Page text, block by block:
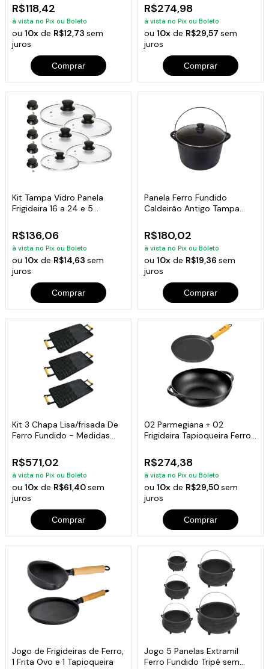
R$118,42
à vista no Pix ou Boleto
ou10x de R$12,73sem
juros
Comprar
R$274,98
à vista no Pix ou Boleto
ou 10xde R$29,57 sem
juros
Comprar
Kit Tampa Vidro Panela
Frigideira 16 a 24 e 5
R$136,06
à vista no Pix ou Boleto
ou10x de R$14,63sem
juros
Comprar
Panela Ferro Fundido
Caldeirão Antigo Tampa
R$180,02
à vista no Pix ou Boleto
ou 10xde R$19,36 sem
juros
Comprar
Kit 3 Chapa Lisa/frisada De
Ferro Fundido - Medidas
R$571,02
à vista no Pix ou Boleto
ou10x de R$61,40sem
juros
Comprar
02 Parmegiana + 02
Frigideira Tapioqueira Ferro
R$274,38
à vista no Pix ou Boleto
ou 10xde R$29,50sem
juros
Comprar
Jogo de Frigideiras de Ferro,
1 Frita Ovo e 1 Tapioqueira
Jogo 5 Panelas Extramil
Ferro Fundido Tripé sem